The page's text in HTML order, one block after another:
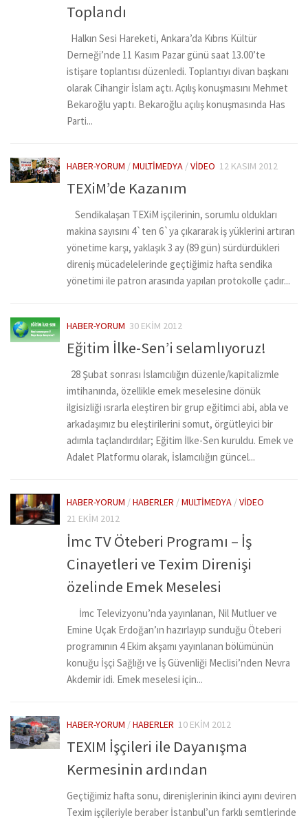
Toplandı
Halkın Sesi Hareketi, Ankara’da Kıbrıs Kültür
Derneği’nde 11 Kasım Pazar günü saat 13.00’te
istişare toplantısı düzenledi. Toplantıyı divan başkanı
olarak Cihangir İslam açtı. Açılış konuşmasını Mehmet
Bekaroğlu yaptı. Bekaroğlu açılış konuşmasında Has
Parti...
HABER-YORUM /MULTIMEDYA /VIDEO 12 KASIM 2012
TEXiM’de Kazanım
Sendikalaşan TEXiM işçilerinin, sorumlu oldukları
makina sayısını 4`ten 6`ya çıkararak iş yüklerini artıran
yönetime karşı, yaklaşık 3 ay (89 gün) sürdürdükleri
direniş mücadelelerinde geçtiğimiz hafta sendika
yönetimi ile patron arasında yapılan protokolle çadır...
HABER-YORUM 30 EKIM 2012
Eğitim İlke-Sen’i selamlıyoruz!
28 Şubat sonrası İslamcılığın düzenle/kapitalizmle
imtihanında, özellikle emek meselesine dönük
ilgisizliği ısrarla eleştiren bir grup eğitimci abi, abla ve
arkadaşımız bu eleştirilerini somut, örgütleyici bir
adımla taçlandırdılar; Eğitim İlke-Sen kuruldu. Emek ve
Adalet Platformu olarak, İslamcılığın güncel...
HABER-YORUM /HABERLER /MULTIMEDYA /VIDEO
21 EKIM 2012
İmc TV Öteberi Programı – İş
Cinayetleri ve Texim Direnişi
özelinde Emek Meselesi
İmc Televizyonu’nda yayınlanan, Nil Mutluer ve
Emine Uçak Erdoğan’ın hazırlayıp sunduğu Öteberi
programının 4 Ekim akşamı yayınlanan bölümünün
konuğu İşçi Sağlığı ve İş Güvenliği Meclisi’nden Nevra
Akdemir idi. Emek meselesi için...
HABER-YORUM /HABERLER 10 EKIM 2012
TEXIM İşçileri ile Dayanışma
Kermesinin ardından
Geçtiğimiz hafta sonu, direnişlerinin ikinci ayını deviren
Texim işçileriyle beraber İstanbul’un farklı semtlerinde